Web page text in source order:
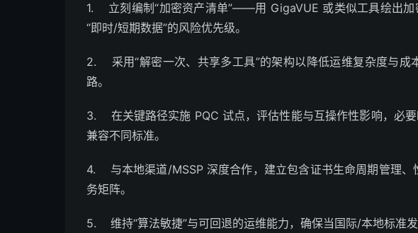
1. 立刻编制“加密资产清单”——用 GigaVUE 或类似工具绘出加
“即时/短期数据”的风险优先级。
2. 采用“解密一次、共享多工具”的架构以降低运维复杂度与成
路。
3. 在关键路径实施 PQC 试点，评估性能与互操作性影响，必
兼容不同标准。
4. 与本地渠道/MSSP 深度合作，建立包含证书生命周期管理、
务矩阵。
5. 维持“算法敏捷”与可回退的运维能力，确保当国际/本地标准发